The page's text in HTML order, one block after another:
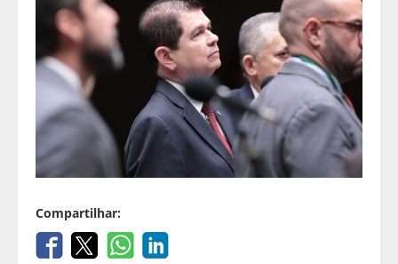
Compartilhar: